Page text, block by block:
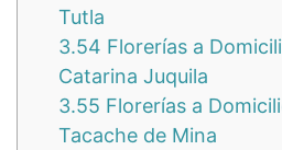
Tutla
3.54 Florerías a
Catarina Juquila
3.55 Florerías a
Tacache de Mina